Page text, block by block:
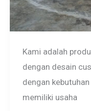
Kami adalah
dengan desain
dengan
memiliki usaha